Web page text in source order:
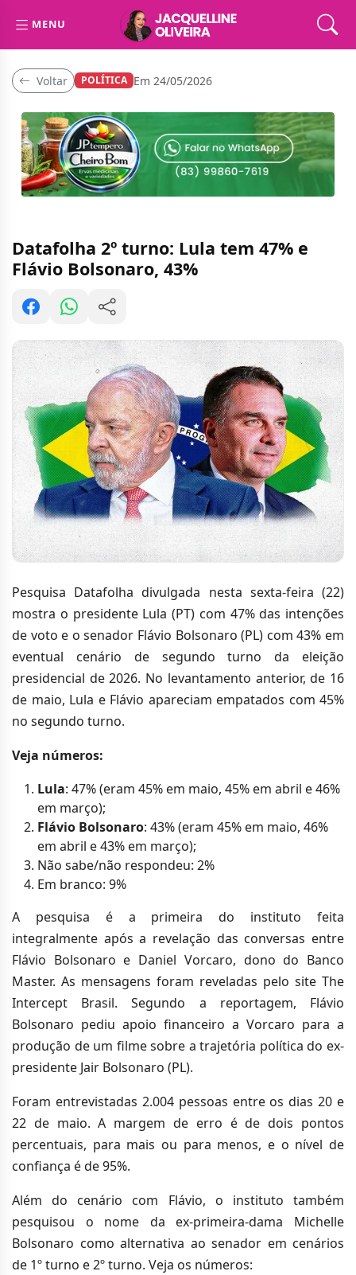
MENU
Voltar POLÍTICA Em 24/05/2026
Datafolha 2º turno: Lula tem 47% e
Flávio Bolsonaro, 43%
Pesquisa Datafolha divulgada nesta sexta-feira (22)
mostra o presidente Lula (PT) com 47% das intenções
de voto e o senador Flávio Bolsonaro (PL) com 43% em
eventual cenário de segundo turno da eleição
presidencial de 2026. No levantamento anterior, de 16
de maio, Lula e Flávio apareciam empatados com 45%
no segundo turno.
Veja números:
Lula: 47% (eram 45% em maio, 45% em abril e 46%
em março);
Flávio Bolsonaro: 43% (eram 45% em maio, 46%
em abril e 43% em março);
Não sabe/não respondeu: 2%
Em branco: 9%
A pesquisa é a primeira do instituto feita
integralmente após a revelação das conversas entre
Flávio Bolsonaro e Daniel Vorcaro, dono do Banco
Master. As mensagens foram reveladas pelo site The
Intercept Brasil. Segundo a reportagem, Flávio
Bolsonaro pediu apoio financeiro a Vorcaro para a
produção de um filme sobre a trajetória política do ex-
presidente Jair Bolsonaro (PL).
Foram entrevistadas 2.004 pessoas entre os dias 20 e
22 de maio. A margem de erro é de dois pontos
percentuais, para mais ou para menos, e o nível de
confiança é de 95%.
Além do cenário com Flávio, o instituto também
pesquisou o nome da ex-primeira-dama Michelle
Bolsonaro como alternativa ao senador em cenários
de 1º turno e 2º turno. Veja os números: